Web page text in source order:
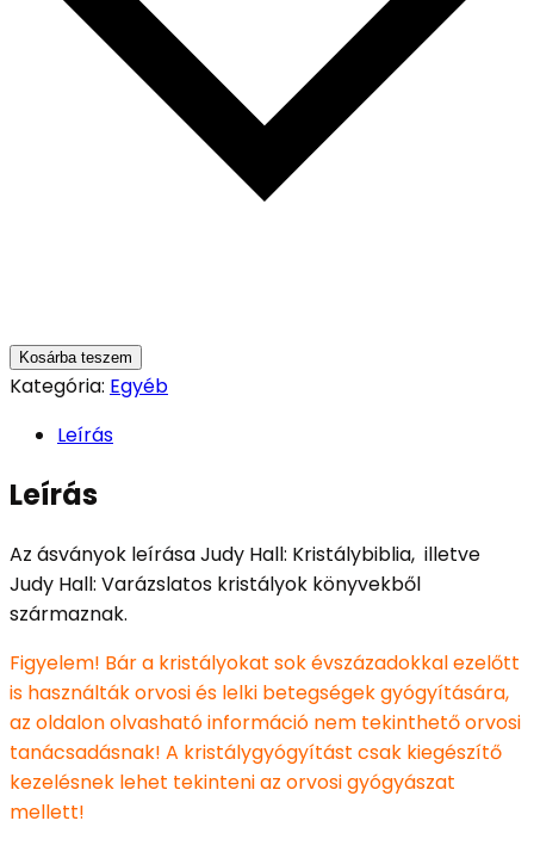
Kosárba teszem
Kategória: Egyéb
Leírás
Leírás
Az ásványok leírása Judy Hall: Kristálybiblia, illetve
Judy Hall: Varázslatos kristályok könyvekből
származnak.
Figyelem! Bár a kristályokat sok évszázadokkal ezelőtt
is használták orvosi és lelki betegségek gyógyítására,
az oldalon olvasható információ nem tekinthető orvosi
tanácsadásnak! A kristálygyógyítást csak kiegészítő
kezelésnek lehet tekinteni az orvosi gyógyászat
mellett!